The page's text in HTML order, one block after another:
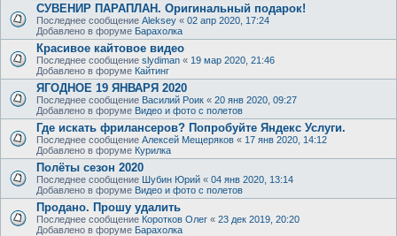
СУВЕНИР ПАРАПЛАН. Оригинальный подарок!
Последнее сообщение Aleksey « 02 апр 2020, 17:24
Добавлено в форуме Барахолка
Красивое кайтовое видео
Последнее сообщение slydiman « 19 мар 2020, 21:46
Добавлено в форуме Кайтинг
ЯГОДНОЕ 19 ЯНВАРЯ 2020
Последнее сообщение Василий Роик « 20 янв 2020, 09:27
Добавлено в форуме Видео и фото с полетов
Где искать фрилансеров? Попробуйте Яндекс Услуги.
Последнее сообщение Алексей Мещеряков « 17 янв 2020, 14:12
Добавлено в форуме Курилка
Полёты сезон 2020
Последнее сообщение Шубин Юрий « 04 янв 2020, 13:14
Добавлено в форуме Видео и фото с полетов
Продано. Прошу удалить
Последнее сообщение Коротков Олег « 23 дек 2019, 20:20
Добавлено в форуме Барахолка